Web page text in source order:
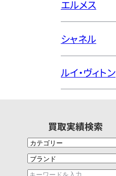
エルメス
シャネル
ルイ・ヴィトン
買取実績検索